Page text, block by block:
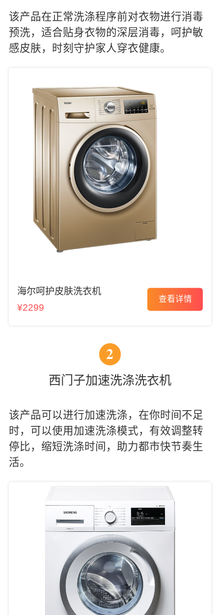
该产品在正常洗涤程序前对衣物进行消毒
预洗，适合贴身衣物的深层消毒，呵护敏
感皮肤，时刻守护家人穿衣健康。
海尔呵护皮肤洗衣机
¥2299
查看详情
2
西门子加速洗涤洗衣机
该产品可以进行加速洗涤，在你时间不足
时，可以使用加速洗涤模式，有效调整转
停比，缩短洗涤时间，助力都市快节奏生
活。